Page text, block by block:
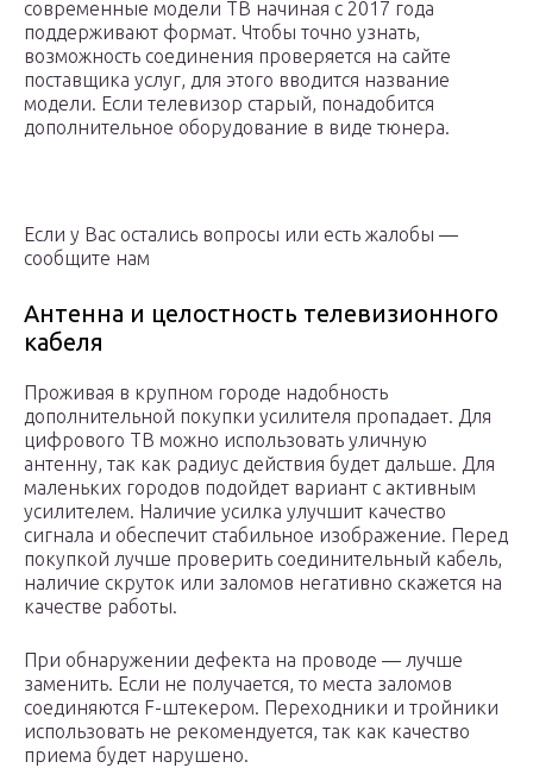
современные модели ТВ начиная с 2017 года
поддерживают формат. Чтобы точно узнать,
возможность соединения проверяется на сайте
поставщика услуг, для этого вводится название
модели. Если телевизор старый, понадобится
дополнительное оборудование в виде тюнера.
Если у Вас остались вопросы или есть жалобы —
сообщите нам
Антенна и целостность телевизионного
кабеля
Проживая в крупном городе надобность
дополнительной покупки усилителя пропадает. Для
цифрового ТВ можно использовать уличную
антенну, так как радиус действия будет дальше. Для
маленьких городов подойдет вариант с активным
усилителем. Наличие усилка улучшит качество
сигнала и обеспечит стабильное изображение. Перед
покупкой лучше проверить соединительный кабель,
наличие скруток или заломов негативно скажется на
качестве работы.
При обнаружении дефекта на проводе — лучше
заменить. Если не получается, то места заломов
соединяются F-штекером. Переходники и тройники
использовать не рекомендуется, так как качество
приема будет нарушено.